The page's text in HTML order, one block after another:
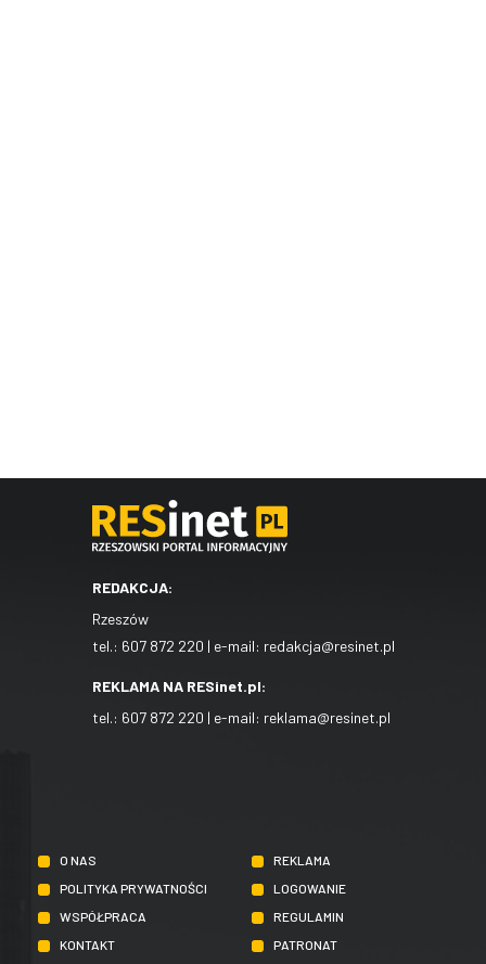
REDAKCJA:
Rzeszów
tel.: 607 872 220 | e-mail: redakcja@resinet.pl
REKLAMA NA RESinet.pl:
tel.: 607 872 220 | e-mail: reklama@resinet.pl
O NAS
REKLAMA
POLITYKA PRYWATNOŚCI
LOGOWANIE
WSPÓŁPRACA
REGULAMIN
KONTAKT
PATRONAT